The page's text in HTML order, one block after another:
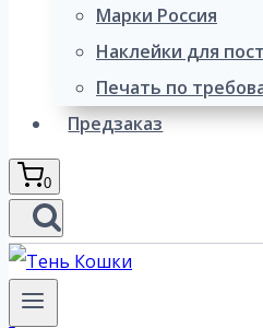
Марки Россия
Наклейки для
Печать по
Предзаказ
0